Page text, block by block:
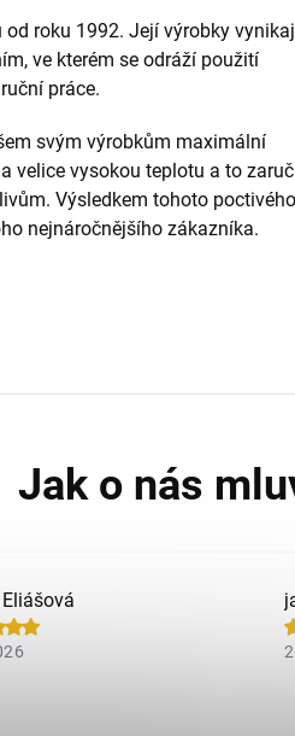
roku 1992. Její výrobky
ve kterém se odráží použití
práce.
svým výrobkům maximální
velice vysokou teplotu a to
Výsledkem tohoto poctivého
nejnáročnějšího zákazníka.